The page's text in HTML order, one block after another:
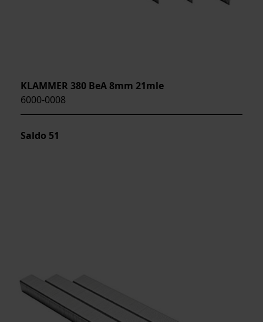
KLAMMER 380 BeA 8mm 21mle
6000-0008
Saldo 51